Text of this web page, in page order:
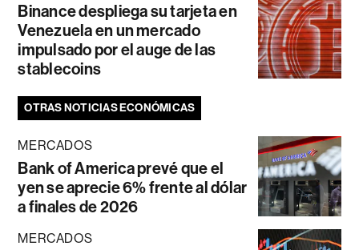
Binance despliega su tarjeta en
Venezuela en un mercado
impulsado por el auge de las
stablecoins
OTRAS NOTICIAS ECONÓMICAS
MERCADOS
Bank of America prevé que el
yen se aprecie 6% frente al dólar
a finales de 2026
MERCADOS